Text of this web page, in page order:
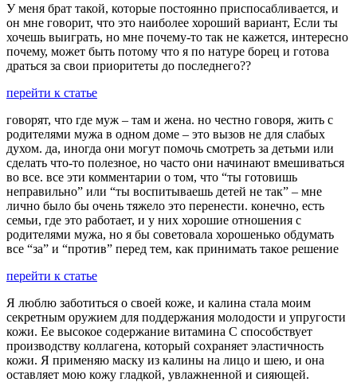
У меня брат такой, которые постоянно приспосабливается, и
он мне говорит, что это наиболее хороший вариант, Если ты
хочешь выиграть, но мне почему-то так не кажется, интересно
почему, может быть потому что я по натуре борец и готова
драться за свои приоритеты до последнего??
перейти к статье
говорят, что где муж – там и жена. но честно говоря, жить с
родителями мужа в одном доме – это вызов не для слабых
духом. да, иногда они могут помочь смотреть за детьми или
сделать что-то полезное, но часто они начинают вмешиваться
во все. все эти комментарии о том, что “ты готовишь
неправильно” или “ты воспитываешь детей не так” – мне
лично было бы очень тяжело это перенести. конечно, есть
семьи, где это работает, и у них хорошие отношения с
родителями мужа, но я бы советовала хорошенько обдумать
все “за” и “против” перед тем, как принимать такое решение
перейти к статье
Я люблю заботиться о своей коже, и калина стала моим
секретным оружием для поддержания молодости и упругости
кожи. Ее высокое содержание витамина C способствует
производству коллагена, который сохраняет эластичность
кожи. Я применяю маску из калины на лицо и шею, и она
оставляет мою кожу гладкой, увлажненной и сияющей.